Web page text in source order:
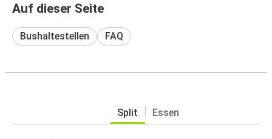
Auf dieser Seite
Bushaltestellen FAQ
Split Essen